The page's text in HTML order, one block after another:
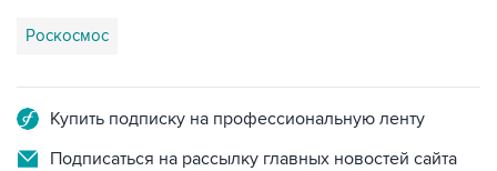
Роскосмос
Купить подписку на профессиональную ленту
Подписаться на рассылку главных новостей сайта